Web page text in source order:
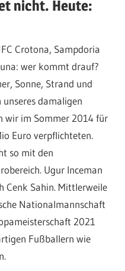
nicht. Heute:
Crotona, Sampdoria
wer kommt drauf?
Sonne, Strand und
damaligen
wir im Sommer 2014 für
Euro verpflichteten.
so mit den
Ugur Inceman
Cenk Sahin. Mittlerweile
Nationalmannschaft
2021
Fußballern wie